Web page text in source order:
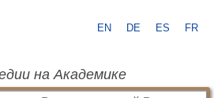
EN DE ES FR
на Академике